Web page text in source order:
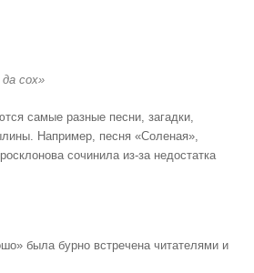
сох»
самые разные песни, загадки,
Например, песня «Соленая»,
сочинила из-за недостатка
была бурно встречена читателями и